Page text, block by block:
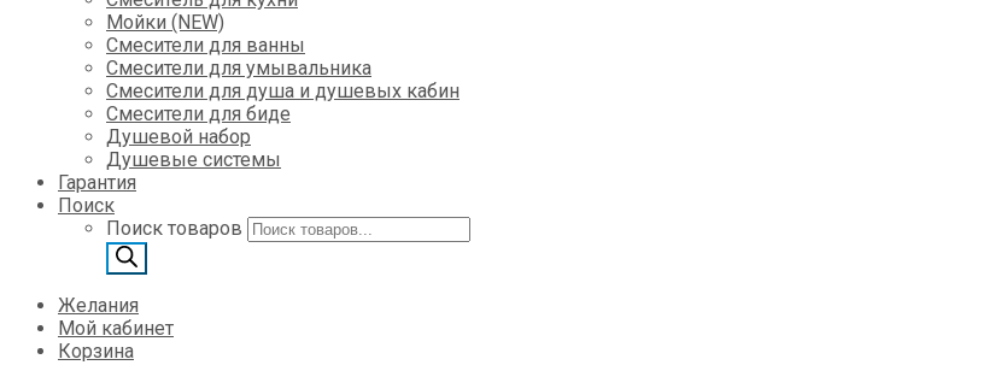
Мойки (NEW)
Смесители для ванны
Смесители для умывальника
Смесители для душа и душевых кабин
Смесители для биде
Душевой набор
Душевые системы
Гарантия
Поиск
Поиск товаров
Желания
Мой кабинет
Корзина